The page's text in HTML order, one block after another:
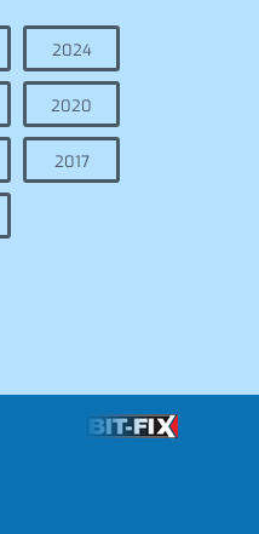
2024
2020
2017